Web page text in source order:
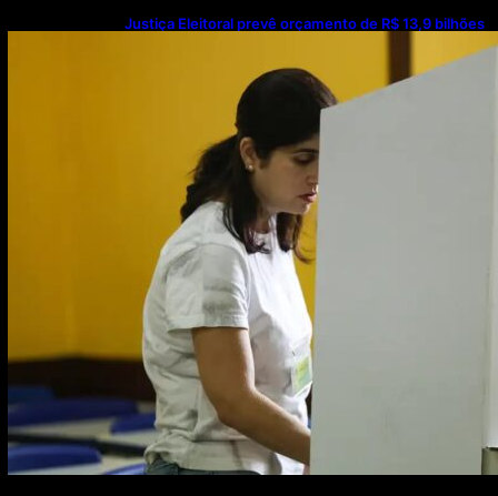
Justiça Eleitoral prevê orçamento de R$ 13,9 bilhões